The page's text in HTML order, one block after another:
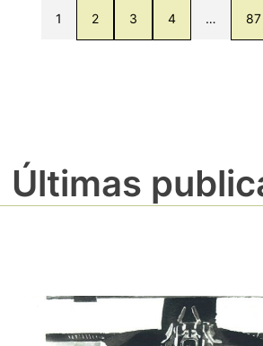
1 2 3 4 … 87
Últimas